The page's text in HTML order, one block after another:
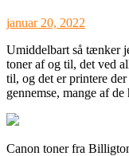
januar 20, 2022
Umiddelbart så tænker
toner af og til, det ved
til, og det er printere
gennemse, mange af
Canon toner fra